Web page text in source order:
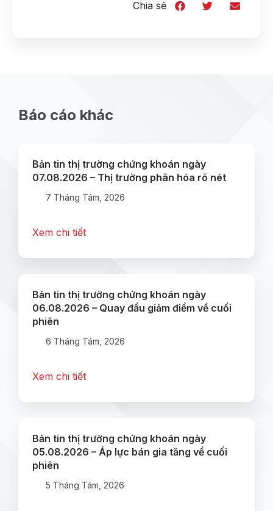
Chia sẻ
Báo cáo khác
Bản tin thị trường chứng khoán ngày
07.08.2026 – Thị trường phân hóa rõ nét
7 Tháng Tám, 2026
Xem chi tiết
Bản tin thị trường chứng khoán ngày
06.08.2026 – Quay đầu giảm điểm về cuối
phiên
6 Tháng Tám, 2026
Xem chi tiết
Bản tin thị trường chứng khoán ngày
05.08.2026 – Áp lực bán gia tăng về cuối
phiên
5 Tháng Tám, 2026